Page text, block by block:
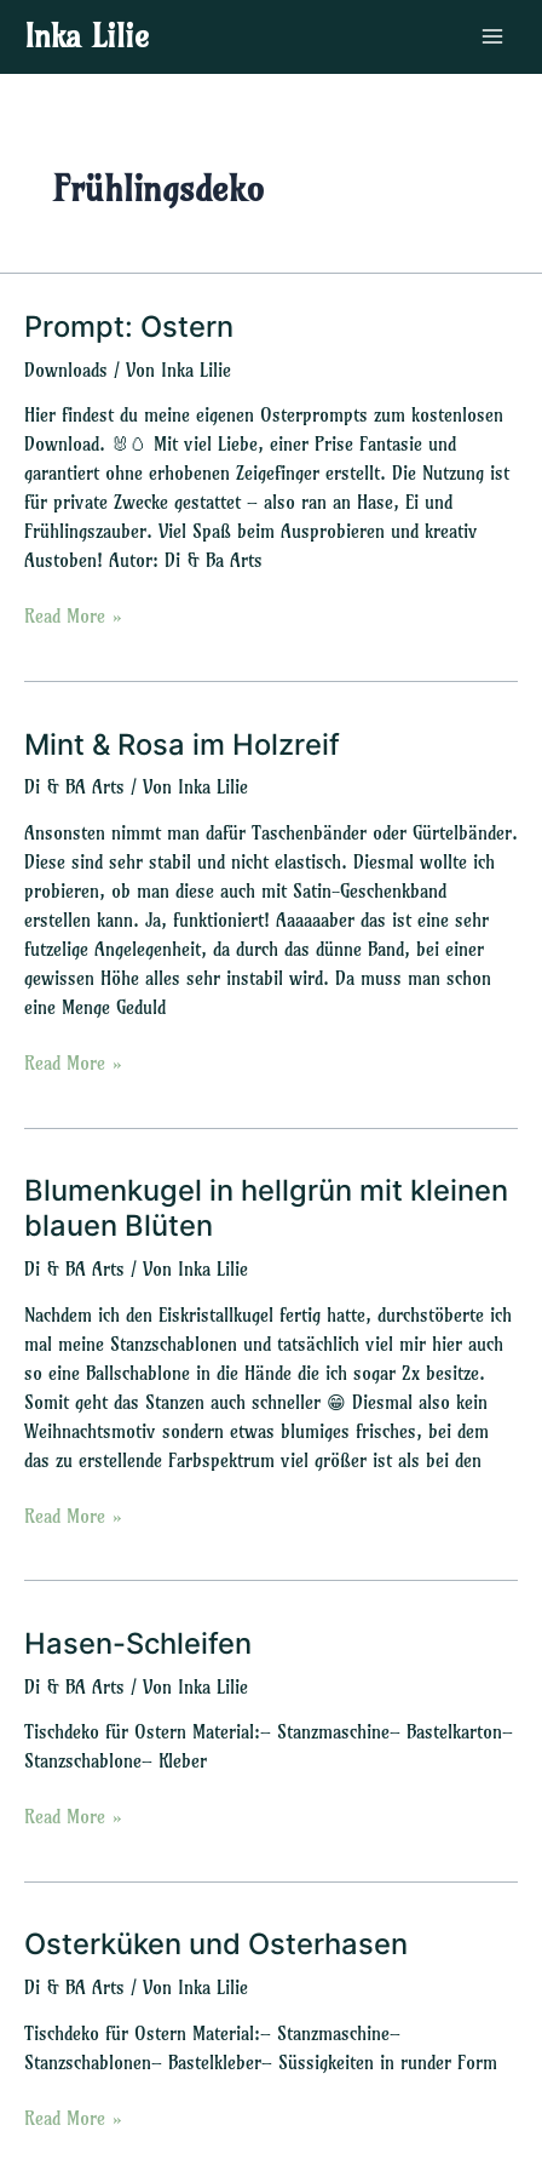
Inhalt
springen
Inka Lilie
Main
Menu
Frühlingsdeko
Prompt: Ostern
Downloads / Von Inka Lilie
Hier findest du meine eigenen Osterprompts zum kostenlosen
Download. 🐰🥚 Mit viel Liebe, einer Prise Fantasie und
garantiert ohne erhobenen Zeigefinger erstellt. Die Nutzung ist
für private Zwecke gestattet – also ran an Hase, Ei und
Frühlingszauber. Viel Spaß beim Ausprobieren und kreativ
Austoben! Autor: Di & Ba Arts
Prompt:
Read More »
Mint & Rosa im Holzreif
Di & BA Arts / Von Inka Lilie
Ansonsten nimmt man dafür Taschenbänder oder Gürtelbänder.
Diese sind sehr stabil und nicht elastisch. Diesmal wollte ich
probieren, ob man diese auch mit Satin-Geschenkband
erstellen kann. Ja, funktioniert! Aaaaaaber das ist eine sehr
futzelige Angelegenheit, da durch das dünne Band, bei einer
gewissen Höhe alles sehr instabil wird. Da muss man schon
eine Menge Geduld
Mint
Rosa
im
Holzreif
Read More »
Blumenkugel in hellgrün mit kleinen
blauen Blüten
Di & BA Arts / Von Inka Lilie
Nachdem ich den Eiskristallkugel fertig hatte, durchstöberte ich
mal meine Stanzschablonen und tatsächlich viel mir hier auch
so eine Ballschablone in die Hände die ich sogar 2x besitze.
Somit geht das Stanzen auch schneller 😁 Diesmal also kein
Weihnachtsmotiv sondern etwas blumiges frisches, bei dem
das zu erstellende Farbspektrum viel größer ist als bei den
Blumenkugel
in
hellgrün
mit
kleinen
blauen
Blüten
Read More »
Hasen-Schleifen
Di & BA Arts / Von Inka Lilie
Tischdeko für Ostern Material:– Stanzmaschine– Bastelkarton–
Stanzschablone– Kleber
Hasen-
Read More »
Osterküken und Osterhasen
Di & BA Arts / Von Inka Lilie
Tischdeko für Ostern Material:– Stanzmaschine–
Stanzschablonen– Bastelkleber– Süssigkeiten in runder Form
Osterküken
Osterhasen
Read More »